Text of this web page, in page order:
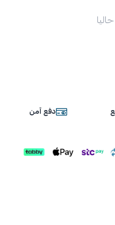
دفع آمن